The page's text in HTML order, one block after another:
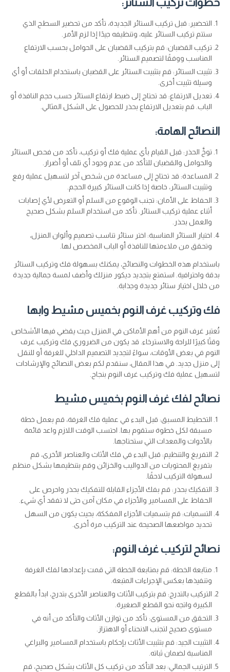
التحضير: قبل تركيب الستائر الجديدة، تأكد من تحضير السطح الذي
ستتم تركيب الستائر عليه، وتنظيفه جيدًا إذا لزم الأمر.
تركيب القضبان: قم بتركيب القضبان على الحوامل بحسب الارتفاع
المناسب ووفقًا لتصميم الستائر.
تثبيت الستائر: قم بتثبيت الستائر على القضبان باستخدام الحلقات أو أي
وسيلة تثبيت أخرى.
تعديل الارتفاع: قد تحتاج إلى ضبط ارتفاع الستائر حسب حجم النافذة أو
الباب. قم بتعديل الارتفاع بحذر للحصول على الشكل المثالي.
النصائح الهامة:
توخَّ الحذر: قبل القيام بأي عملية فك أو تركيب، تأكد من فحص الستائر
والحوامل والقضبان للتأكد من عدم وجود أي تلف أو أضرار.
المساعدة: قد تحتاج إلى مساعدة من شخص آخر لتسهيل عملية رفع
وتثبيت الستائر، خاصة إذا كانت الستائر كبيرة الحجم.
الحفاظ على الأمان: تجنب الوقوع من السلم أو التعرض لأي إصابات
أثناء عملية تركيب الستائر. تأكد من استخدام السلم بشكل صحيح
والعمل بحذر.
اختيار الستائر المناسبة: اختر ستائر تناسب تصميم وألوان المنزل،
وتحقق من ملاءمتها للنافذة أو الباب المخصص لها.
باستخدام هذه الخطوات والنصائح، يمكنك بسهولة فك وتركيب الستائر
بدقة واحترافية. استمتع بتجديد ديكور منزلك وأضف لمسة جمالية جديدة
من خلال اختيار ستائر جديدة وجذابة.
فك وتركيب غرف النوم بخميس مشيط وابها
تُعتبر غرف النوم من أهم الأماكن في المنزل حيث يقضي فيها الأشخاص
وقتًا كبيرًا للراحة والاسترخاء. قد يكون من الضروري فك وتركيب غرف
النوم في بعض الأوقات، سواءً لتجديد التصميم الداخلي للغرفة أو للنقل
إلى منزل جديد. في هذا المقال، سنقدم لكم بعض النصائح والإرشادات
لتسهيل عملية فك وتركيب غرف النوم بنجاح.
نصائح لفك غرف النوم بخميس مشيط
التخطيط المسبق: قبل البدء في عملية فك الغرفة، قم بعمل خطة
مسبقة لكل خطوة ستقوم بها. احتسب الوقت اللازم واعد قائمة
بالأدوات والمعدات التي ستحتاجها.
التفريغ والتنظيم: قبل البدء في فك الأثاث والعناصر الأخرى، قم
بتفريغ المحتويات من الدواليب والخزائن وقم بتنظيمها بشكل منظم
لسهولة التركيب لاحقًا.
التفكيك بحذر: قم بفك الأجزاء القابلة للتفكيك بحذر واحرص على
الحفاظ على المسامير والأجزاء في مكان آمن حتى لا تفقد أي شيء.
التسميات: قم بتسميات الأجزاء المفككة، بحيث يكون من السهل
تحديد مواضعها الصحيحة عند التركيب مرة أخرى.
نصائح لتركيب غرف النوم:
متابعة الخطة: قم بمتابعة الخطة التي قمت بإعدادها لفك الغرفة
وتنفيذها بعكس الإجراءات المتبعة.
التركيب بالتدرج: قم بتركيب الأثاث والعناصر الأخرى بتدرج، ابدأ بالقطع
الكبيرة واتجه نحو القطع الصغيرة.
التحقق من المستوى: تأكد من توازن الأثاث والتأكد من أنه في
مستوى صحيح لتجنب الانحناء أو الاهتزاز.
التثبيت الجيد: قم بتثبيت الأثاث بإحكام باستخدام المسامير والبراغي
المناسبة لضمان ثباته.
الترتيب الجمالي: بعد التأكد من تركيب كل الأثاث بشكل صحيح، قم